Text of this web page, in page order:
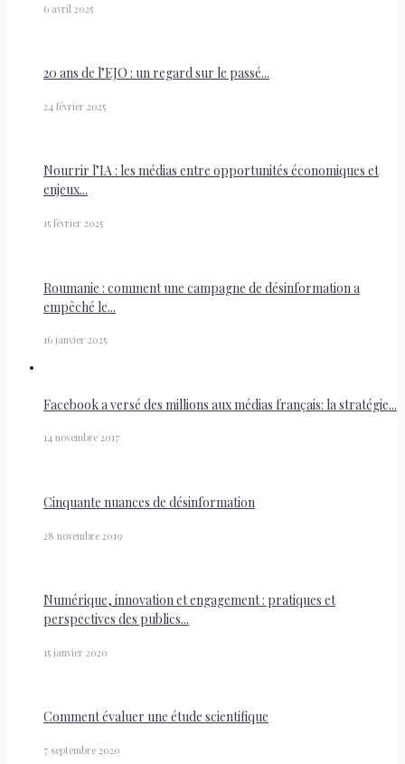
6 avril 2025
20 ans de l’EJO : un regard sur le passé...
24 février 2025
Nourrir l’IA : les médias entre opportunités économiques et
enjeux...
15 février 2025
Roumanie : comment une campagne de désinformation a
empêché le...
16 janvier 2025
Facebook a versé des millions aux médias français: la stratégie...
14 novembre 2017
Cinquante nuances de désinformation
28 novembre 2019
Numérique, innovation et engagement : pratiques et
perspectives des publics...
15 janvier 2020
Comment évaluer une étude scientifique
7 septembre 2020